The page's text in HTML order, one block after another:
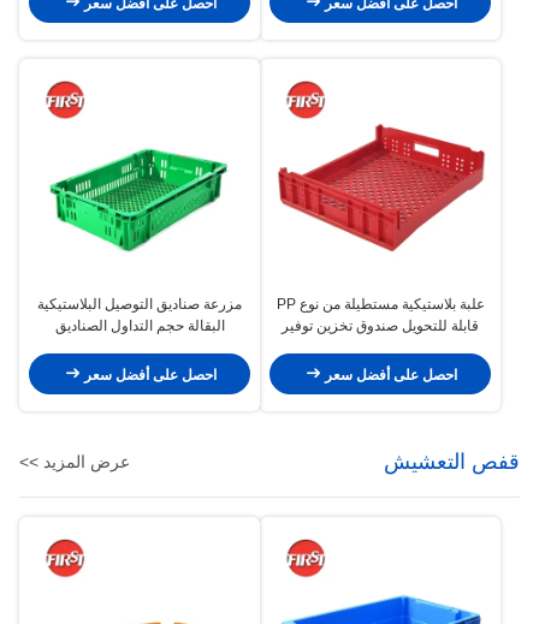
علبة بلاستيكية مستطيلة من نوع PP
قابلة للتحويل صندوق تخزين توفير
احصل على أفضل سعر
مزرعة صناديق التوصيل البلاستيكية
البقالة حجم التداول الصناديق
احصل على أفضل سعر
قفص التعشيش عرض المزيد >>